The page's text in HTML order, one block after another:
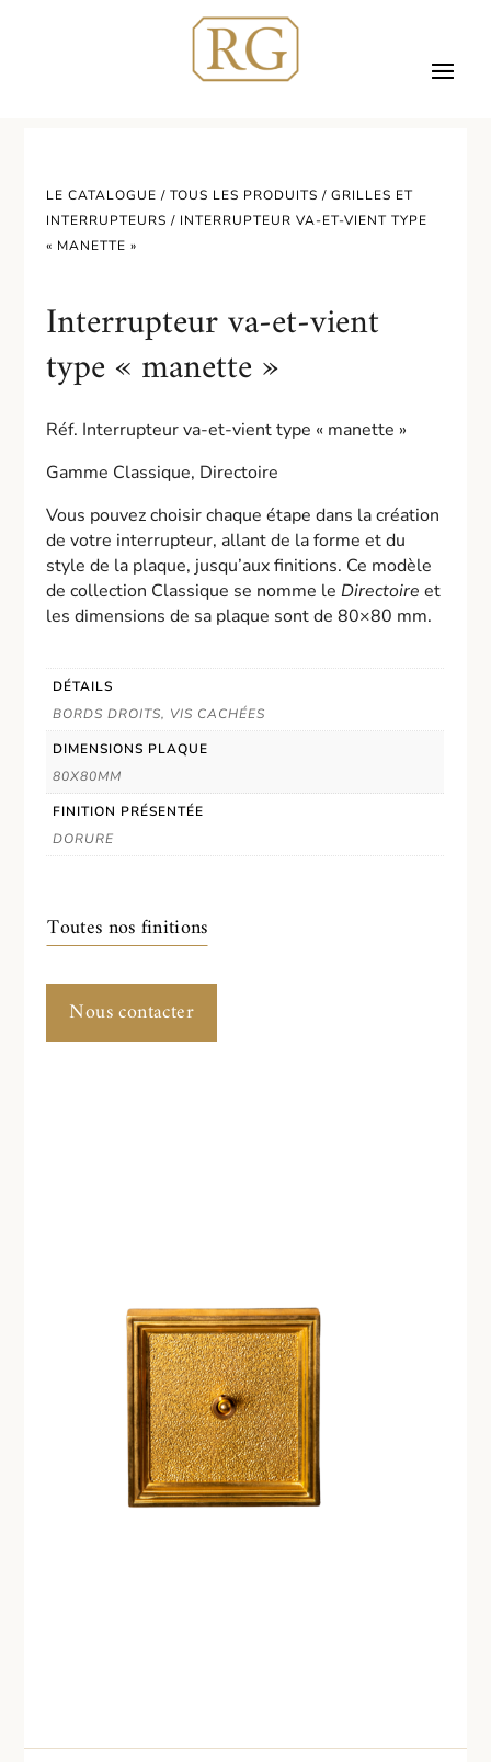
LE CATALOGUE /TOUS LES PRODUITS /GRILLES ET
INTERRUPTEURS / INTERRUPTEUR VA-ET-VIENT TYPE
« MANETTE »
Interrupteur va-et-vient
type « manette »
Réf. Interrupteur va-et-vient type « manette »
Gamme Classique, Directoire
Vous pouvez choisir chaque étape dans la création
de votre interrupteur, allant de la forme et du
style de la plaque, jusqu’aux finitions. Ce modèle
de collection Classique se nomme leDirectoire et
les dimensions de sa plaque sont de 80×80 mm.
DÉTAILS
BORDS DROITS, VIS CACHÉES
DIMENSIONS PLAQUE
80X80MM
FINITION PRÉSENTÉE
DORURE
Toutes nos finitions
Nous contacter